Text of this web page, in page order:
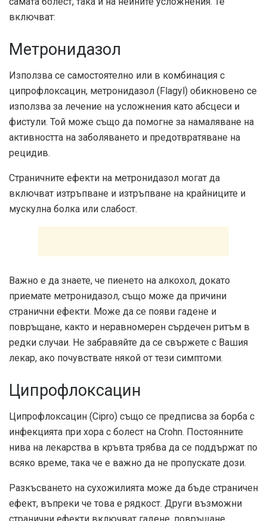
включват:
Метронидазол
Използва се самостоятелно или в комбинация с
ципрофлоксацин, метронидазол (Flagyl) обикновено се
използва за лечение на усложнения като абсцеси и
фистули. Той може също да помогне за намаляване на
активността на заболяването и предотвратяване на
рецидив.
Страничните ефекти на метронидазол могат да
включват изтръпване и изтръпване на крайниците и
мускулна болка или слабост.
Важно е да знаете, че пиенето на алкохол, докато
приемате метронидазол, също може да причини
странични ефекти. Може да се появи гадене и
повръщане, както и неравномерен сърдечен ритъм в
редки случаи. Не забравяйте да се свържете с Вашия
лекар, ако почувствате някой от тези симптоми.
Ципрофлоксацин
Ципрофлоксацин (Cipro) също се предписва за борба с
инфекцията при хора с болест на Crohn. Постоянните
нива на лекарства в кръвта трябва да се поддържат по
всяко време, така че е важно да не пропускате дози.
Разкъсването на сухожилията може да бъде страничен
ефект, въпреки че това е рядкост. Други възможни